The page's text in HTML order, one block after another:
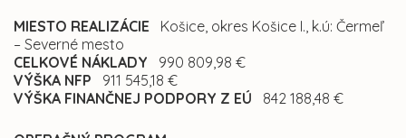
MIESTO REALIZÁCIE Košice, okres Košice I., k.ú: Čermeľ
– Severné mesto
CELKOVÉ NÁKLADY 990 809,98 €
VÝŠKA NFP
911 545,18 €
VÝŠKA FINANČNEJ PODPORY Z EÚ 842 188,48 €